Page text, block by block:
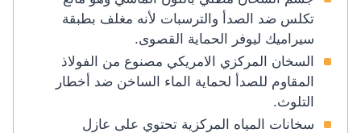
تكلس ضد الصدأ والترسبات لأنه مغلف بطبقة
سيراميك ليوفر الحماية القصوى.
السخان المركزي الامريكي مصنوع من الفولاذ
المقاوم للصدأ لحماية الماء الساخن ضد أخطار
التلوث.
سخانات المياه المركزية تحتوي على عازل